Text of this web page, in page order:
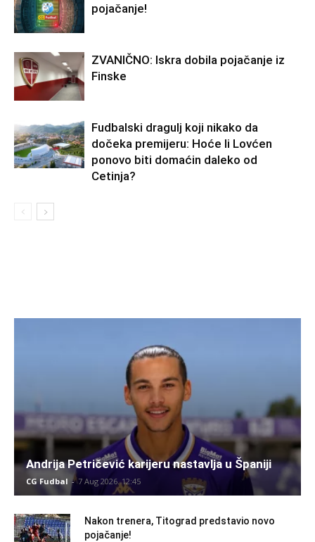
pojačanje!
ZVANIČNO: Iskra dobila pojačanje iz
Finske
Fudbalski dragulj koji nikako da
dočeka premijeru: Hoće li Lovćen
ponovo biti domaćin daleko od
Cetinja?
Andrija Petričević karijeru nastavlja u Španiji
CG Fudbal - 7 Aug 2026. 12:45
Nakon trenera, Titograd predstavio novo
pojačanje!